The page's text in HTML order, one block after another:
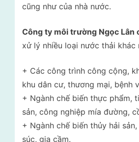
cũng như của nhà nước.
Công ty môi trường Ngọc Lân
xử lý nhiều loại nước thải khác
+ Các công trình công cộng,
khu dân cư, thương mại, bệnh
+ Ngành chế biến thực phẩm,
sản, công nghiệp mía đường,
+ Ngành chế biến thủy hải
súc, gia cầm.